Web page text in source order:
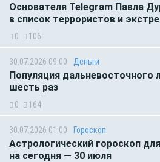
Основателя Telegram Павла
в список террористов и
0 106
30.07.2026 09:00 Деньги
Популяция дальневосточного
шесть раз
0 164
30.07.2026 01:00 Гороскоп
Астрологический гороскоп
на сегодня — 30 июля